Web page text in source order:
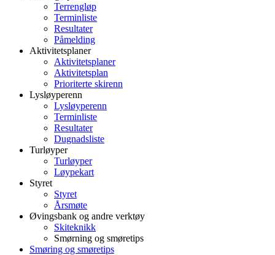
Terrengløp
Terminliste
Resultater
Påmelding
Aktivitetsplaner
Aktivitetsplaner
Aktivitetsplan
Prioriterte skirenn
Lysløyperenn
Lysløyperenn
Terminliste
Resultater
Dugnadsliste
Turløyper
Turløyper
Løypekart
Styret
Styret
Årsmøte
Øvingsbank og andre verktøy
Skiteknikk
Smørning og smøretips
Smøring og smøretips